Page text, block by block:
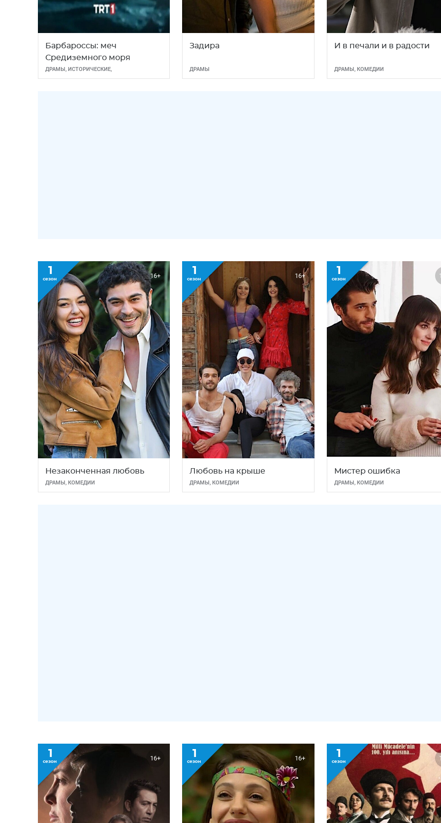
Барбароссы: меч
Средиземного моря
ДРАМЫ, ИСТОРИЧЕСКИЕ,
МЕЛОДРАМЫ
Задира
ДРАМЫ
И в печали и в радости
ДРАМЫ, КОМЕДИИ
1
сезон 16+
Незаконченная любовь
ДРАМЫ , КОМЕДИИ
1
сезон 16+
Любовь на крыше
ДРАМЫ, КОМЕДИИ
1
сезон
Мистер ошибка
ДРАМЫ , КОМЕДИИ
1
сезон 16+ 1
сезон 16+ 1
сезон